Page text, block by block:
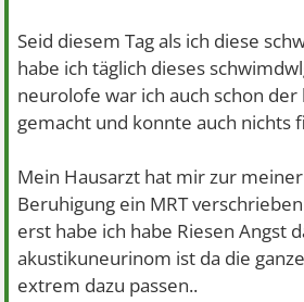
Seid diesem Tag als ich diese
habe ich täglich dieses
neurolofe war ich auch schon der
gemacht und konnte auch nichts
Mein Hausarzt hat mir zur
Beruhigung ein MRT
erst habe ich habe Riesen Angst
akustikuneurinom ist da die
extrem dazu passen..